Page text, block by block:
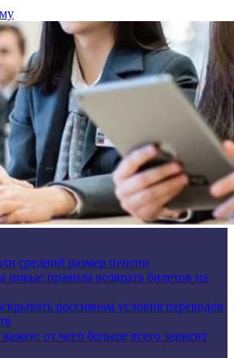
средний размер пенсии
новые правила возврата билетов на
россиянам условия переводов
от чего больше всего зависит